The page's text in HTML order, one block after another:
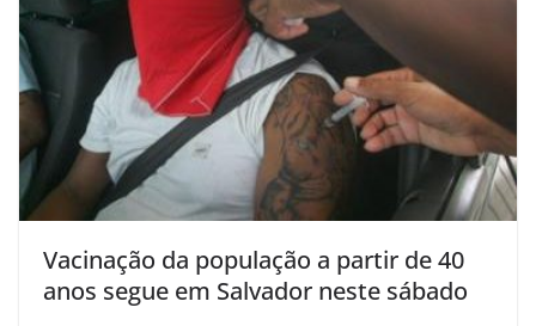
Vacinação da população a partir de 40
anos segue em Salvador neste sábado